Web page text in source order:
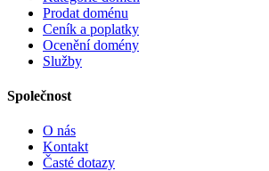
Prodat doménu
Ceník a poplatky
Ocenění domény
Služby
Společnost
O nás
Kontakt
Časté dotazy